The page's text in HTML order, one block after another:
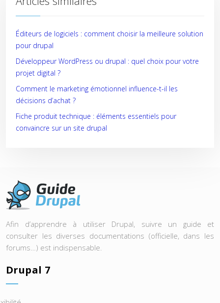
Éditeurs de logiciels : comment choisir la meilleure solution
pour drupal
Développeur WordPress ou drupal : quel choix pour votre
projet digital ?
Comment le marketing émotionnel influence-t-il les
décisions d’achat ?
Fiche produit technique : éléments essentiels pour
convaincre sur un site drupal
Afin d’apprendre à utiliser Drupal, suivre un guide et
consulter les diverses documentations (officielle, dans les
forums…) est indispensable.
Drupal 7